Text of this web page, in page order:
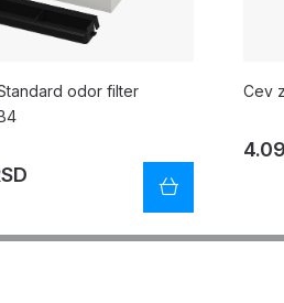
odor filter
Cev